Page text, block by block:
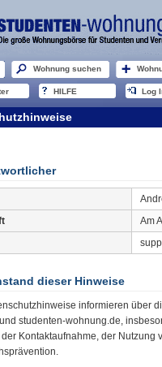
Wohnung suchen
HILFE Log
Am
dieser Hinweise
informieren über
studenten-wohnung.de,
Kontaktaufnahme, der Nutzung